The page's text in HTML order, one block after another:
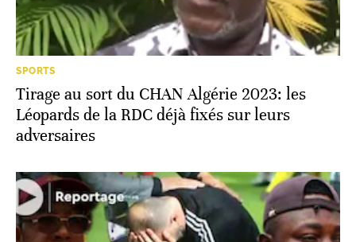
SPORTS
Tirage au sort du CHAN Algérie 2023: les
Léopards de la RDC déjà fixés sur leurs
adversaires